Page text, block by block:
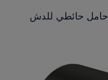
حامل حائطي للدش